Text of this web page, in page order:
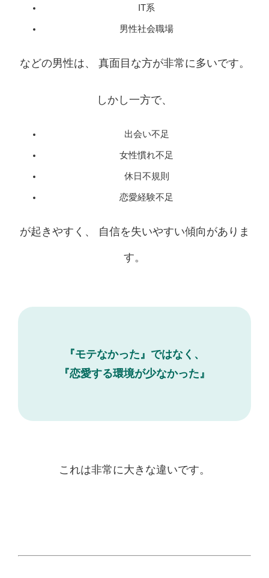
IT系
男性社会職場
などの男性は、 真面目な方が非常に多いです。
しかし一方で、
出会い不足
女性慣れ不足
休日不規則
恋愛経験不足
が起きやすく、 自信を失いやすい傾向がありま
す。
『モテなかった』ではなく、
『恋愛する環境が少なかった』
これは非常に大きな違いです。